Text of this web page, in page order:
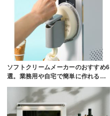
ソフトクリームメーカーのおすすめ6
選。業務用や自宅で簡単に作れる…